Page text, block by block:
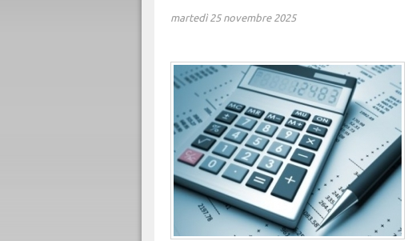
martedì 25 novembre 2025